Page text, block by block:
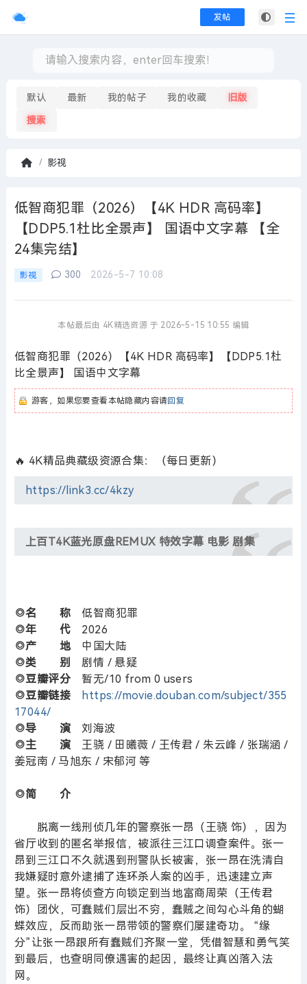
发帖
默认 最新 我的帖子 我的收藏 旧版
搜索
页
影视
低智商犯罪（2026）【4K HDR 高码率】
【DDP5.1杜比全景声】 国语中文字幕 【全
24集完结】
影视 300 2026-5-7 10:08
本帖最后由 4K精选资源 于 2026-5-15 10:55 编辑
低智商犯罪（2026）【4K HDR 高码率】【DDP5.1杜
比全景声】 国语中文字幕
游客，如果您要查看本帖隐藏内容请回复
🔥 4K精品典藏级资源合集：（每日更新）
https://link3.cc/4kzy
上百T4K蓝光原盘REMUX 特效字幕 电影 剧集
◎名 称低智商犯罪
◎年 代2026
◎产 地中国大陆
◎类 别
剧情 / 悬疑
◎豆瓣评分暂无/10 from 0 users
◎豆瓣链接
https://movie.douban.com/subject/355
17044/
◎导 演刘海波
◎主 演王骁 / 田曦薇 / 王传君 / 朱云峰 / 张瑞涵 /
姜冠南 / 马旭东 / 宋郁河 等
◎简 介
脱离一线刑侦几年的警察张一昂（王骁 饰），因为
省厅收到的匿名举报信，被派往三江口调查案件。张一
昂到三江口不久就遇到刑警队长被害，张一昂在洗清自
我嫌疑时意外逮捕了连环杀人案的凶手，迅速建立声
望。张一昂将侦查方向锁定到当地富商周荣（王传君
饰）团伙，可蠢贼们层出不穷，蠢贼之间勾心斗角的蝴
蝶效应，反而助张一昂带领的警察们屡建奇功。 “缘
分”让张一昂跟所有蠢贼们齐聚一堂，凭借智慧和勇气笑
到最后，也查明同僚遇害的起因，最终让真凶落入法
网。